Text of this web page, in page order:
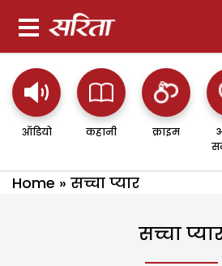
ऑडियो कहानी क्राइम
Home » सच्चा प्यार
सच्चा